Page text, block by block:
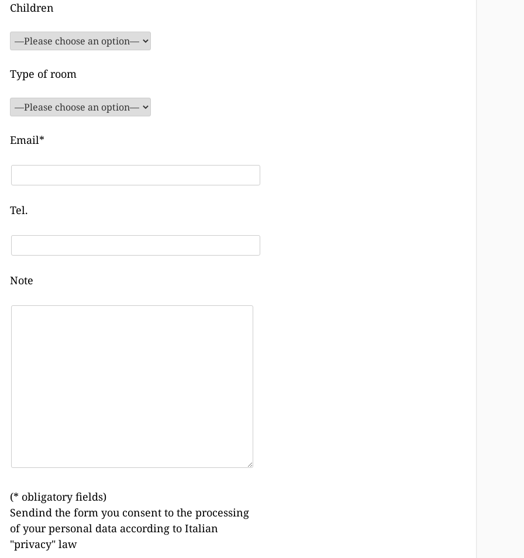
Children
Type of room
Email*
Tel.
Note
(* obligatory fields)
Sendind the form you consent to the processing
of your personal data according to Italian
"privacy" law